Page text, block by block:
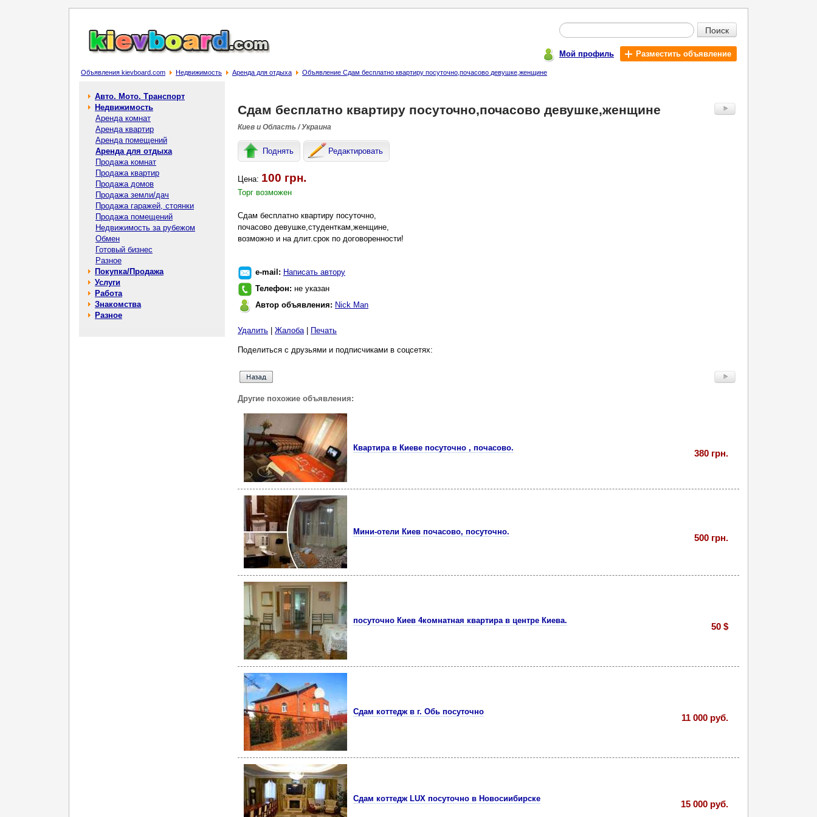
Поиск
Мой профиль Разместить объявление
Объявления kievboard.com Недвижимость Аренда для отдыха Объявление Сдам бесплатно квартиру посуточно,почасово девушке,женщине
Авто. Мото. Транспорт
Недвижимость
Аренда комнат
Аренда квартир
Аренда помещений
Аренда для отдыха
Продажа комнат
Продажа квартир
Продажа домов
Продажа земли/дач
Продажа гаражей, стоянки
Продажа помещений
Недвижимость за рубежом
Обмен
Готовый бизнес
Разное
Покупка/Продажа
Услуги
Работа
Знакомства
Разное
Сдам бесплатно квартиру посуточно,почасово девушке,женщине
Киев и Область / Украина
Поднять Редактировать
Цена: 100 грн.
Торг возможен
Сдам бесплатно квартиру посуточно,
почасово девушке,студенткам,женщине,
возможно и на длит.срок по договоренности!
e-mail: Написать автору
Телефон: не указан
Автор объявления: Nick Man
Удалить Жалоба| Печать
Поделиться с друзьями и подписчиками в соцсетях:
Другие похожие объявления:
Квартира в Киеве посуточно , почасово.
380 грн.
Мини-отели Киев почасово, посуточно.
500 грн.
посуточно Киев 4комнатная квартира в центре Киева.
50 $
Сдам коттедж в г. Обь посуточно
11 000 руб.
Сдам коттедж LUX посуточно в Новосиибирске
15 000 руб.